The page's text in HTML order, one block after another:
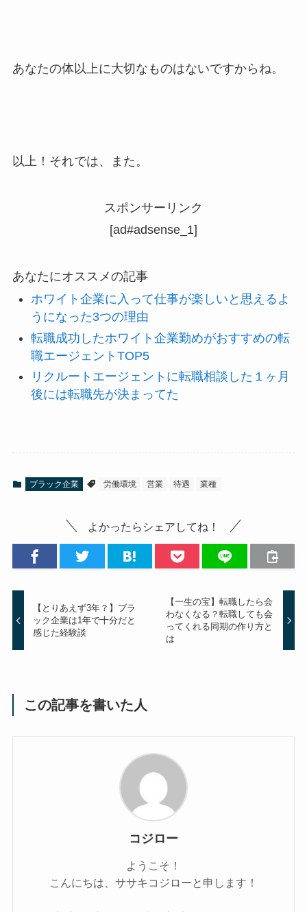
あなたの体以上に大切なものはないですからね。
以上！それでは、また。
スポンサーリンク
[ad#adsense_1]
あなたにオススメの記事
ホワイト企業に入って仕事が楽しいと思えるよ
うになった3つの理由
転職成功したホワイト企業勤めがおすすめの転
職エージェントTOP5
リクルートエージェントに転職相談した１ヶ月
後には転職先が決まってた
ブラック企業 労働環境 営業 待遇 業種
よかったらシェアしてね！
【とりあえず3年？】ブラ
ック企業は1年で十分だと
感じた経験談
【一生の宝】転職したら会
わなくなる？転職しても会
ってくれる同期の作り方と
は
この記事を書いた人
コジロー
ようこそ！
こんにちは、ササキコジローと申します！